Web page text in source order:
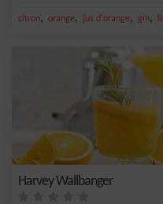
citron, orange, jus d'orange, gin,
Harvey Wallbanger